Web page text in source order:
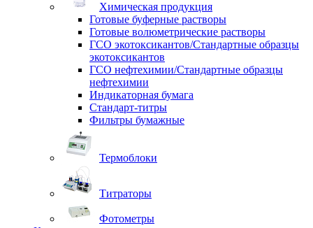
Химическая продукция
Готовые буферные растворы
Готовые волюметрические растворы
ГСО экотоксикантов/Стандартные образцы
экотоксикантов
ГСО нефтехимии/Стандартные образцы
нефтехимии
Индикаторная бумага
Стандарт-титры
Фильтры бумажные
Термоблоки
Титраторы
Фотометры